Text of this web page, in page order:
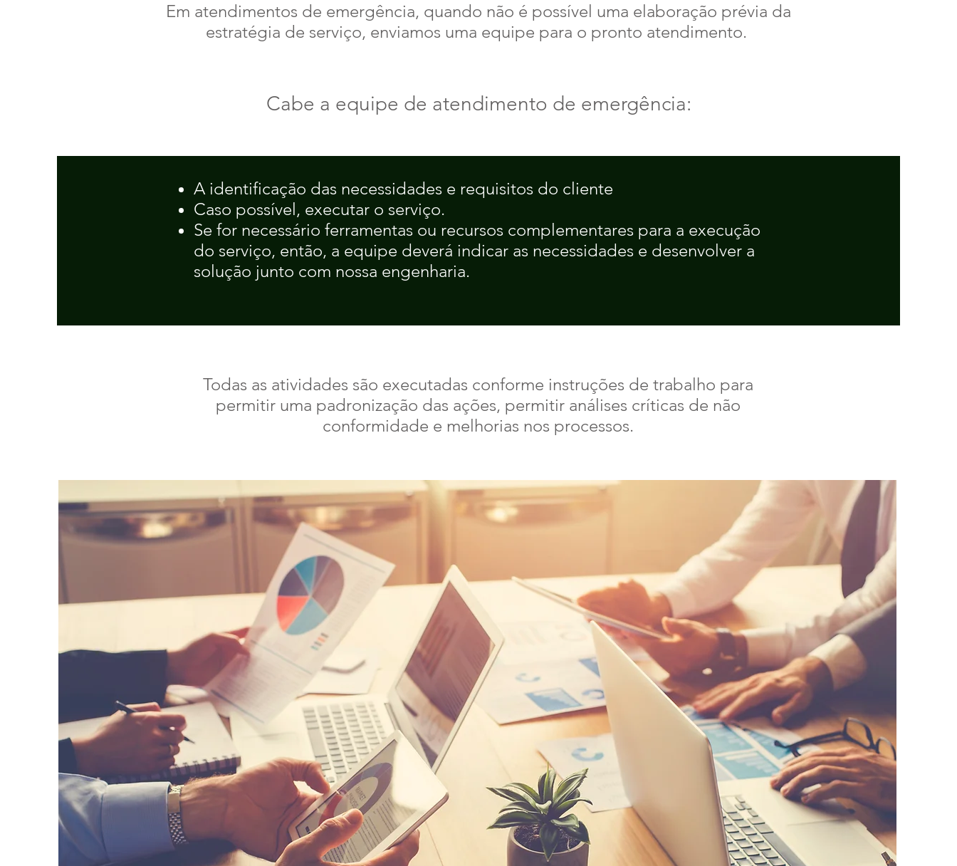
Em atendimentos de emergência, quando não é possível uma elaboração prévia da
estratégia de serviço, enviamos uma equipe para o pronto atendimento.
Cabe a equipe de atendimento de emergência:
A identificação das necessidades e requisitos do cliente
Caso possível, executar o serviço.
Se for necessário ferramentas ou recursos complementares para a execução
do serviço, então, a equipe deverá indicar as necessidades e desenvolver a
solução junto com nossa engenharia.
Todas as atividades são executadas conforme instruções de trabalho para
permitir uma padronização das ações, permitir análises críticas de não
conformidade e melhorias nos processos.